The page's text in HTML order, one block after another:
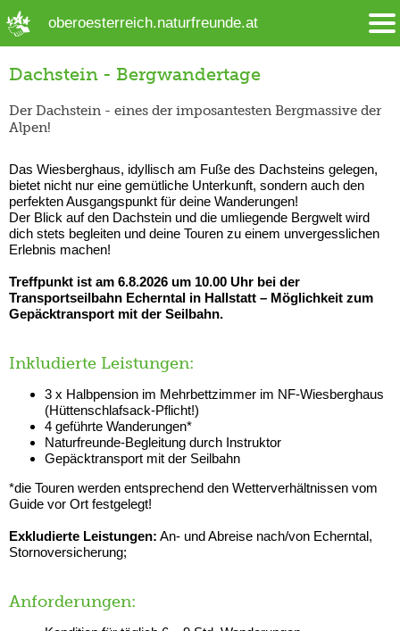
oberoesterreich.naturfreunde.at
Dachstein - Bergwandertage
Der Dachstein - eines der imposantesten Bergmassive der
Alpen!
Das Wiesberghaus, idyllisch am Fuße des Dachsteins gelegen,
bietet nicht nur eine gemütliche Unterkunft, sondern auch den
perfekten Ausgangspunkt für deine Wanderungen!
Der Blick auf den Dachstein und die umliegende Bergwelt wird
dich stets begleiten und deine Touren zu einem unvergesslichen
Erlebnis machen!
Treffpunkt ist am 6.8.2026 um 10.00 Uhr bei der
Transportseilbahn Echerntal in Hallstatt – Möglichkeit zum
Gepäcktransport mit der Seilbahn.
Inkludierte Leistungen:
3 x Halbpension im Mehrbettzimmer im NF-Wiesberghaus
(Hüttenschlafsack-Pflicht!)
4 geführte Wanderungen*
Naturfreunde-Begleitung durch Instruktor
Gepäcktransport mit der Seilbahn
*die Touren werden entsprechend den Wetterverhältnissen vom
Guide vor Ort festgelegt!
Exkludierte Leistungen: An- und Abreise nach/von Echerntal,
Stornoversicherung;
Anforderungen: